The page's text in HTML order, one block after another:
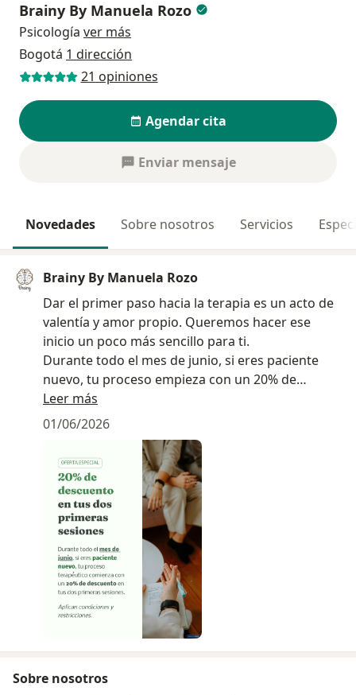
Brainy By Manuela Rozo
Psicología ver más
Bogotá 1 dirección
21 opiniones
Agendar cita
Enviar mensaje
Novedades Sobre nosotros Servicios
Brainy By Manuela Rozo
Dar el primer paso hacia la terapia es un acto de
valentía y amor propio. Queremos hacer ese
inicio un poco más sencillo para ti.
Durante todo el mes de junio, si eres paciente
nuevo, tu proceso empieza con un 20% de
descuento en tus dos primeras consultas.
Regálate ese espacio para conectar, sanar y
crecer. Escríbenos al +573164216176 o agendate
en el horario que mas se ajuste.
Leer más
01/06/2026
Sobre nosotros